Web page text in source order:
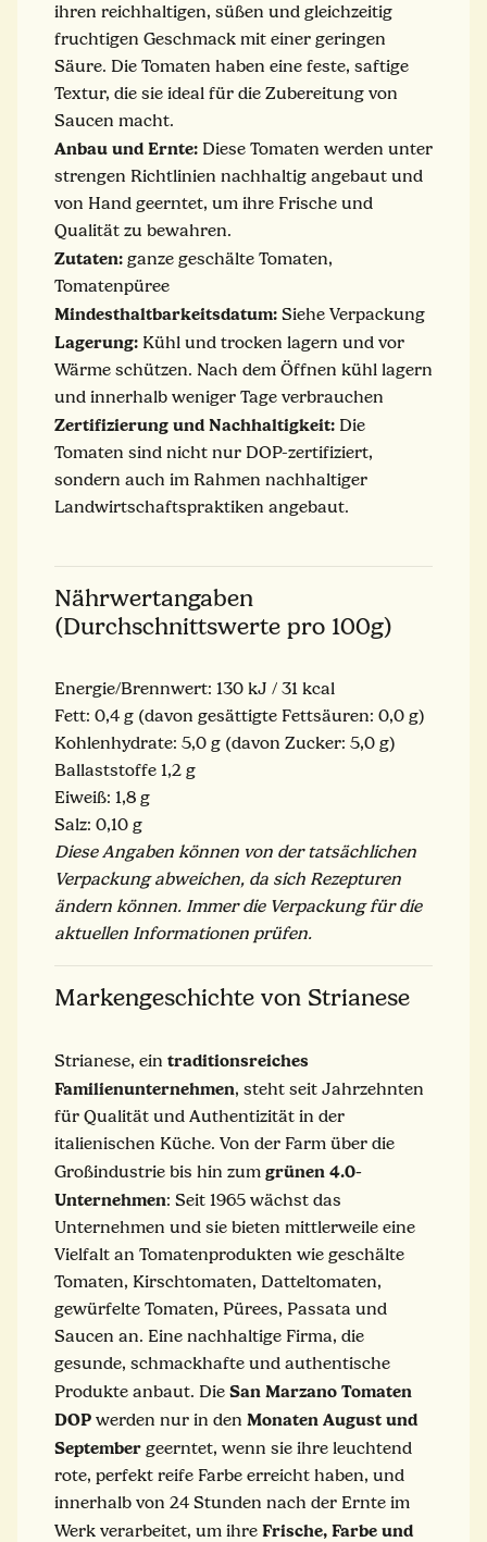
ihren reichhaltigen, süßen und gleichzeitig
fruchtigen Geschmack mit einer geringen
Säure. Die Tomaten haben eine feste, saftige
Textur, die sie ideal für die Zubereitung von
Saucen macht.
Anbau und Ernte: Diese Tomaten werden unter
strengen Richtlinien nachhaltig angebaut und
von Hand geerntet, um ihre Frische und
Qualität zu bewahren.
Zutaten: ganze geschälte Tomaten,
Tomatenpüree
Mindesthaltbarkeitsdatum: Siehe Verpackung
Lagerung: Kühl und trocken lagern und vor
Wärme schützen. Nach dem Öffnen kühl lagern
und innerhalb weniger Tage verbrauchen
Zertifizierung und Nachhaltigkeit: Die
Tomaten sind nicht nur DOP-zertifiziert,
sondern auch im Rahmen nachhaltiger
Landwirtschaftspraktiken angebaut.
Nährwertangaben
(Durchschnittswerte pro 100g)
Energie/Brennwert: 130 kJ / 31 kcal
Fett: 0,4 g (davon gesättigte Fettsäuren: 0,0 g)
Kohlenhydrate: 5,0 g (davon Zucker: 5,0 g)
Ballaststoffe 1,2 g
Eiweiß: 1,8 g
Salz: 0,10 g
Diese Angaben können von der tatsächlichen
Verpackung abweichen, da sich Rezepturen
ändern können. Immer die Verpackung für die
aktuellen Informationen prüfen.
Markengeschichte von Strianese
Strianese, ein traditionsreiches
Familienunternehmen, steht seit Jahrzehnten
für Qualität und Authentizität in der
italienischen Küche. Von der Farm über die
Großindustrie bis hin zum grünen 4.0-
Unternehmen: Seit 1965 wächst das
Unternehmen und sie bieten mittlerweile eine
Vielfalt an Tomatenprodukten wie geschälte
Tomaten, Kirschtomaten, Datteltomaten,
gewürfelte Tomaten, Pürees, Passata und
Saucen an. Eine nachhaltige Firma, die
gesunde, schmackhafte und authentische
Produkte anbaut. Die San Marzano Tomaten
DOP werden nur in den Monaten August und
September geerntet, wenn sie ihre leuchtend
rote, perfekt reife Farbe erreicht haben, und
innerhalb von 24 Stunden nach der Ernte im
Werk verarbeitet, um ihre Frische, Farbe und